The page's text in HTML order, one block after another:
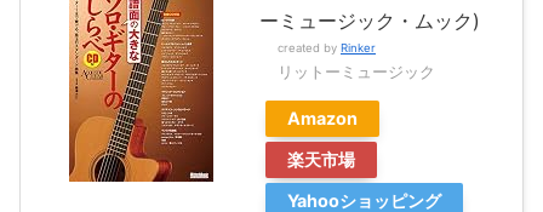
ーミュージック・ムック)
created by Rinker
リットーミュージック
Amazon
楽天市場
Yahooショッピング